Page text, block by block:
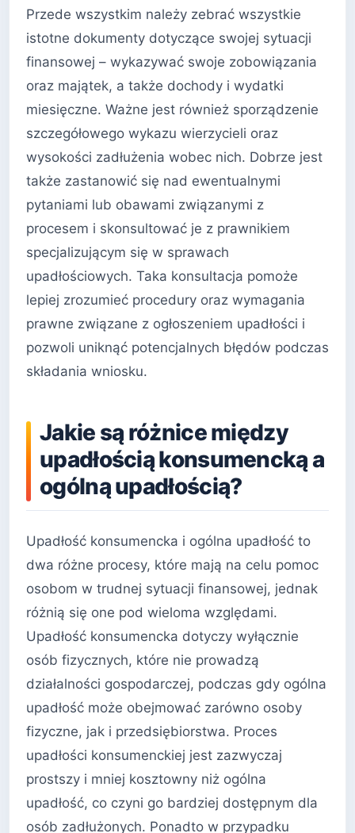
Przede wszystkim należy zebrać wszystkie
istotne dokumenty dotyczące swojej sytuacji
finansowej – wykazywać swoje zobowiązania
oraz majątek, a także dochody i wydatki
miesięczne. Ważne jest również sporządzenie
szczegółowego wykazu wierzycieli oraz
wysokości zadłużenia wobec nich. Dobrze jest
także zastanowić się nad ewentualnymi
pytaniami lub obawami związanymi z
procesem i skonsultować je z prawnikiem
specjalizującym się w sprawach
upadłościowych. Taka konsultacja pomoże
lepiej zrozumieć procedury oraz wymagania
prawne związane z ogłoszeniem upadłości i
pozwoli uniknąć potencjalnych błędów podczas
składania wniosku.
Jakie są różnice między
upadłością konsumencką a
ogólną upadłością?
Upadłość konsumencka i ogólna upadłość to
dwa różne procesy, które mają na celu pomoc
osobom w trudnej sytuacji finansowej, jednak
różnią się one pod wieloma względami.
Upadłość konsumencka dotyczy wyłącznie
osób fizycznych, które nie prowadzą
działalności gospodarczej, podczas gdy ogólna
upadłość może obejmować zarówno osoby
fizyczne, jak i przedsiębiorstwa. Proces
upadłości konsumenckiej jest zazwyczaj
prostszy i mniej kosztowny niż ogólna
upadłość, co czyni go bardziej dostępnym dla
osób zadłużonych. Ponadto w przypadku